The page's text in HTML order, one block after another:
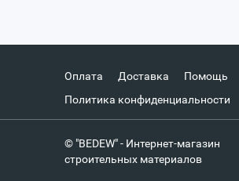
Оплата Доставка Помощь
Политика конфиденциальности
© "BEDEW" - Интернет-магазин
строительных материалов